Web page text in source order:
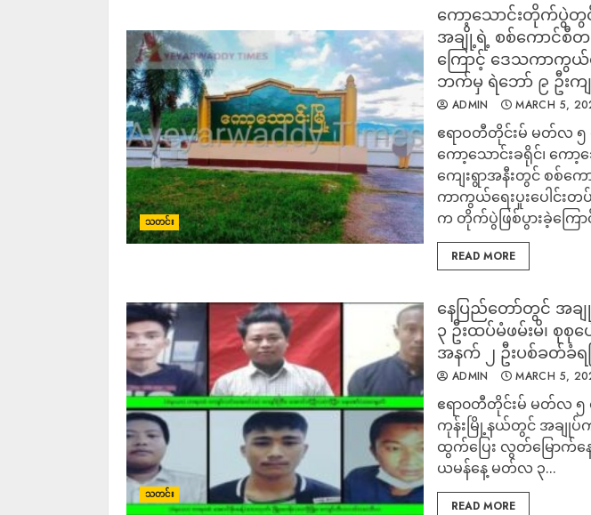
သတင်း
ကော့သောင်းတိုက်ပွဲတွင်
အချို့ရဲ့ စစ်ကောင်စီတ
ကြောင့် ဒေသကာကွယ်ရ
ဘက်မှ ရဲဘော် ၉ ဦးက
ADMIN MARCH 5,
ဧရာဝတီတိုင်းမ် မတ်လ ၅
ကော့သောင်းခရိုင်၊ ကော့
ကျေးရွာအနီးတွင် စစ်ကေ
ကာကွယ်ရေးပူးပေါင်း
က တိုက်ပွဲဖြစ်ပွားခဲ့ကြေ
READ MORE
သတင်း
နေပြည်တော်တွင် အခ
၃ ဦးထပ်မံဖမ်းမိ၊ စုစုပ
အနက် ၂ ဦးပစ်ခတ်ခံရ
ADMIN MARCH 5,
ဧရာ၀တီတိုင်းမ် မတ်လ ၅
ကုန်းမြို့နယ်တွင် အချု
ထွက်ပြေး လွတ်မြောက်န
ယမန်နေ့ မတ်လ ၃...
READ MORE